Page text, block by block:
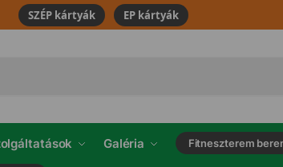
SZÉP kártyák EP kártyák
Galéria Fitneszterem